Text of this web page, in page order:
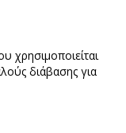
χρησιμοποιείται
διάβασης για